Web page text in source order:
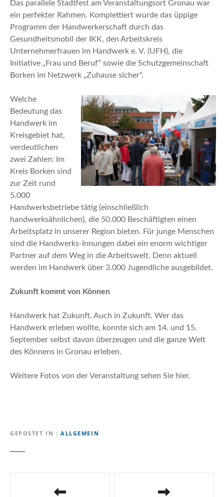
Das parallele Stadtfest am Veranstaltungsort Gronau war
ein perfekter Rahmen. Komplettiert wurde das üppige
Programm der Handwerkerschaft durch das
Gesundheitsmobil der IKK, den Arbeitskreis
Unternehmerfrauen im Handwerk e. V. (UFH), die
Initiative „Frau und Beruf“ sowie die Schutzgemeinschaft
Borken im Netzwerk „Zuhause sicher“.
Welche
Bedeutung das
Handwerk im
Kreisgebiet hat,
verdeutlichen
zwei Zahlen: Im
Kreis Borken sind
zur Zeit rund
5.000
Handwerksbetriebe tätig (einschließlich
handwerksähnlichen), die 50.000 Beschäftigten einen
Arbeitsplatz in unserer Region bieten. Für junge Menschen
sind die Handwerks-Innungen dabei ein enorm wichtiger
Partner auf dem Weg in die Arbeitswelt. Denn aktuell
werden im Handwerk über 3.000 Jugendliche ausgebildet.
Zukunft kommt von Können
Handwerk hat Zukunft. Auch in Zukunft. Wer das
Handwerk erleben wollte, konnte sich am 14. und 15.
September selbst davon überzeugen und die ganze Welt
des Könnens in Gronau erleben.
Weitere Fotos von der Veranstaltung sehen Sie hier.
GEPOSTET IN ALLGEMEIN